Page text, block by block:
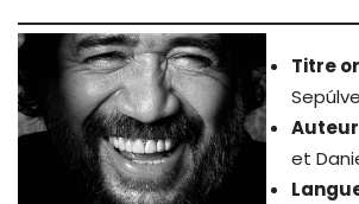
Titre
et